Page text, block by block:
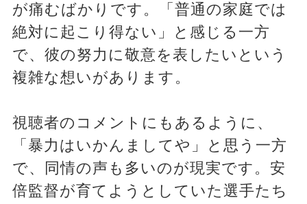
が痛むばかりです。「普通の家庭では
絶対に起こり得ない」と感じる一方
で、彼の努力に敬意を表したいという
複雑な想いがあります。
視聴者のコメントにもあるように、
「暴力はいかんましてや」と思う一方
で、同情の声も多いのが現実です。安
倍監督が育てようとしていた選手たち